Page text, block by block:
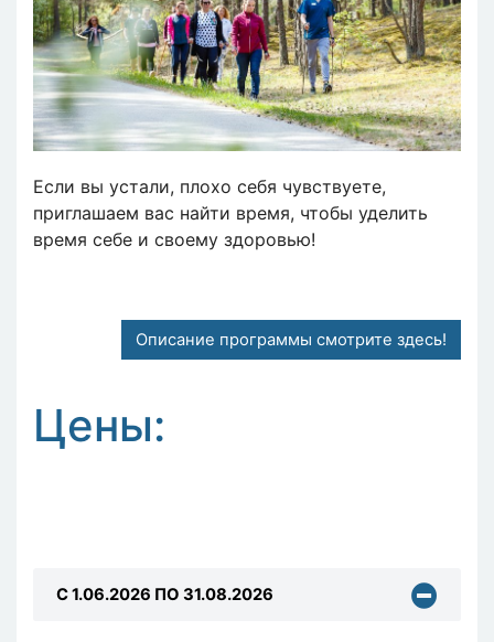
Если вы устали, плохо себя чувствуете,
приглашаем вас найти время, чтобы уделить
время себе и своему здоровью!
Описание программы смотрите здесь!
Цены:
C 1.06.2026 ПО 31.08.2026